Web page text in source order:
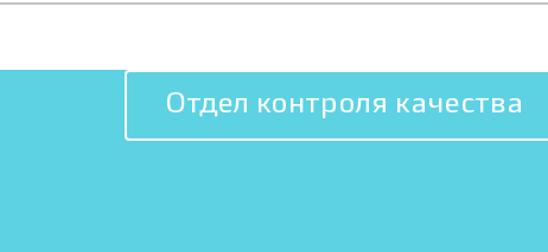
Отдел контроля качества